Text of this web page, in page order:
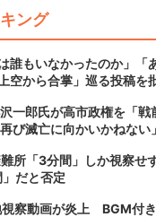
ング
誰もいなかったのか」「
から合掌」巡る投稿を
一郎氏が高市政権を「戦
滅亡に向かいかねない」
所「3分間」しか視察
だと否定
視察動画が炎上 BGM付